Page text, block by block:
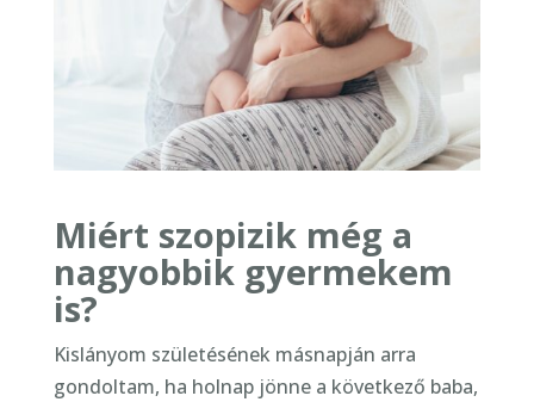
Miért szopizik még a
nagyobbik gyermekem
is?
Kislányom születésének másnapján arra
gondoltam, ha holnap jönne a következő baba,